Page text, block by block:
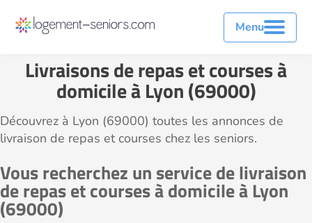
Menu
Livraisons de repas et courses à
domicile à Lyon (69000)
Découvrez à Lyon (69000) toutes les annonces de
livraison de repas et courses chez les seniors.
Vous recherchez un service de livraison
de repas et courses à domicile à Lyon
(69000)